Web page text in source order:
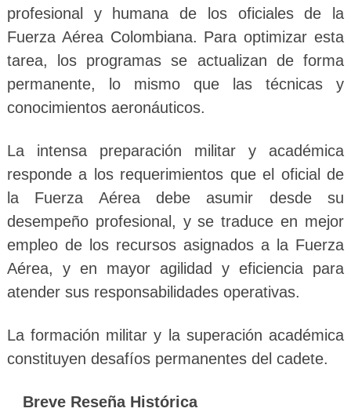
profesional y humana de los oficiales de la
Fuerza Aérea Colombiana. Para optimizar esta
tarea, los programas se actualizan de forma
permanente, lo mismo que las técnicas y
conocimientos aeronáuticos.
La intensa preparación militar y académica
responde a los requerimientos que el oficial de
la Fuerza Aérea debe asumir desde su
desempeño profesional, y se traduce en mejor
empleo de los recursos asignados a la Fuerza
Aérea, y en mayor agilidad y eficiencia para
atender sus responsabilidades operativas.
La formación militar y la superación académica
constituyen desafíos permanentes del cadete.
Breve Reseña Histórica